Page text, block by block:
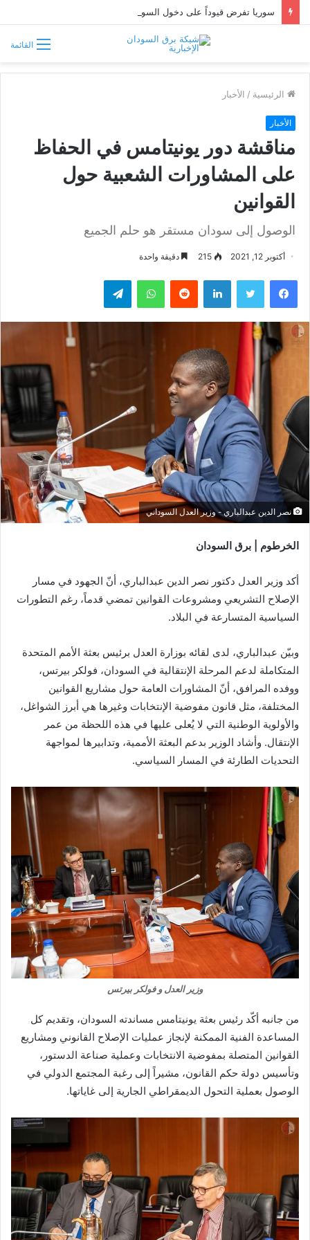
القائمة
الرئيسية / الأخبار
الأخبار
مناقشة دور يونيتامس في الحفاظ
على المشاورات الشعبية حول
القوانين
الوصول إلى سودان مستقر هو حلم الجميع
أكتوبر 12, 2021 215 دقيقة واحدة
فيسبوك تويتر لينكدإن واتساب تيلقرام
نصر الدين عبدالباري - وزير العدل السوداني
الخرطوم | برق السودان
أكد وزير العدل دكتور نصر الدين عبدالباري، أنّ الجهود في مسار
الإصلاح التشريعي ومشروعات القوانين تمضي قدماً، رغم التطورات
السياسية المتسارعة في البلاد.
وبيّن عبدالباري، لدى لقائه بوزارة العدل برئيس بعثة الأمم المتحدة
المتكاملة لدعم المرحلة الإنتقالية في السودان، فولكر بيرتس،
ووفده المرافق، أنّ المشاورات العامة حول مشاريع القوانين
المختلفة، مثل قانون مفوضية الإنتخابات وغيرها هي أبرز الشواغل،
والأولوية الوطنية التي لا يُعلى عليها في هذه اللحظة من عمر
الإنتقال. وأشاد الوزير بدعم البعثة الأممية، وتدابيرها لمواجهة
التحديات الطارئة في المسار السياسي.
وزير العدل و فولكر بيرتس
من جانبه أكّد رئيس بعثة يونيتامس مساندته السودان، وتقديم كل
المساعدة الفنية الممكنة لإنجاز عمليات الإصلاح القانوني ومشاريع
القوانين المتصلة بمفوضية الانتخابات وعملية صناعة الدستور،
وتأسيس دولة حكم القانون، مشيراً إلى رغبة المجتمع الدولي في
الوصول بعملية التحول الديمقراطي الجارية إلى غاياتها.